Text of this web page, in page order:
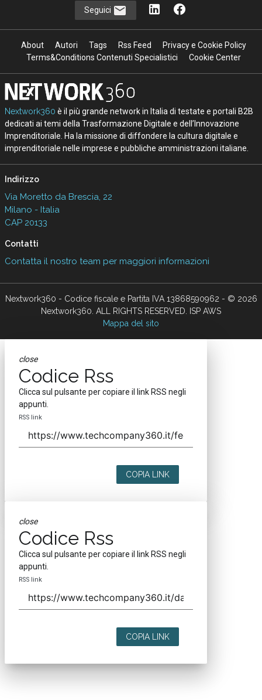
Seguici
About Autori Tags Rss Feed
Privacy e Cookie Policy
Terms&Conditions Contenuti Specialistici
Cookie Center
Nextwork360 è il più grande network in Italia di testate e portali B2B
dedicati ai temi della Trasformazione Digitale e dell’Innovazione
Imprenditoriale. Ha la missione di diffondere la cultura digitale e
imprenditoriale nelle imprese e pubbliche amministrazioni italiane.
Indirizzo
Via Moretto da Brescia, 22
Milano - Italia
CAP 20133
Contatti
Contatta il nostro team per maggiori informazioni
Nextwork360 - Codice fiscale e Partita IVA 13868590962 - © 2026
Nextwork360. ALL RIGHTS RESERVED. ISP AWS
Mappa del sito
close
Codice Rss
Clicca sul pulsante per copiare il link RSS negli
appunti.
RSS link
COPIA LINK
close
Codice Rss
Clicca sul pulsante per copiare il link RSS negli
appunti.
RSS link
COPIA LINK